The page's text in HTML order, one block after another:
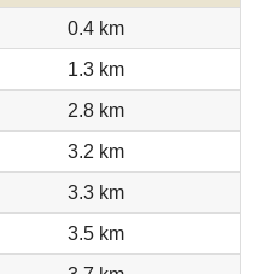
0.4 km
1.3 km
2.8 km
3.2 km
3.3 km
3.5 km